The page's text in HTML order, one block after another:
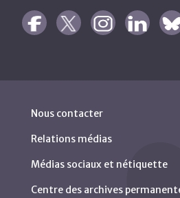
Nous contacter
Relations médias
Médias sociaux et nétiquette
Centre des archives